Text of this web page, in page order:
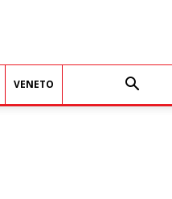
VENETO